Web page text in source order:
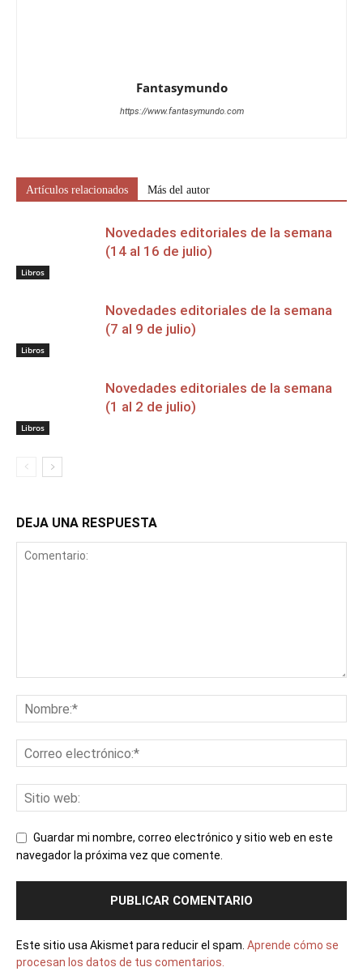
Fantasymundo
https://www.fantasymundo.com
Artículos relacionados Más del autor
Libros
Novedades editoriales de la semana
(14 al 16 de julio)
Libros
Novedades editoriales de la semana
(7 al 9 de julio)
Libros
Novedades editoriales de la semana
(1 al 2 de julio)
DEJA UNA RESPUESTA
Guardar mi nombre, correo electrónico y sitio web en este
navegador la próxima vez que comente.
Este sitio usa Akismet para reducir el spam. Aprende cómo se
procesan los datos de tus comentarios.